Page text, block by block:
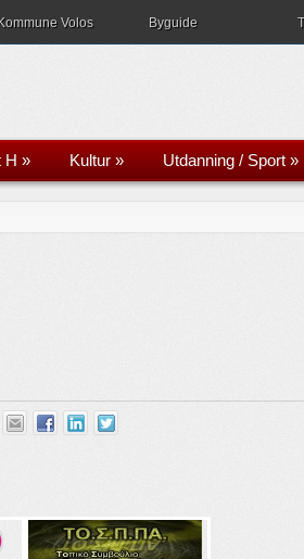
Kommune Volos Byguide
H » Kultur » Utdanning / Sport »